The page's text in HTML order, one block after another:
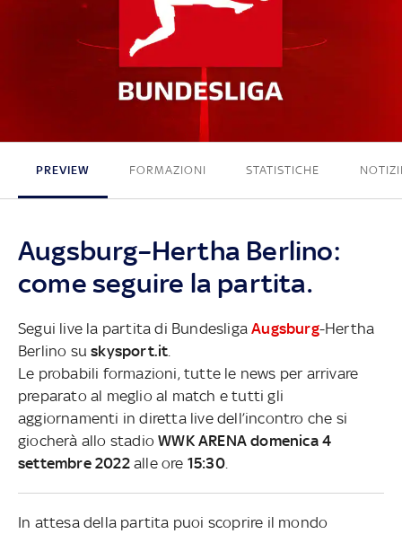
0 - 2
PREVIEW FORMAZIONI STATISTICHE
Augsburg–Hertha Berlino:
come seguire la partita.
Segui live la partita di BundesligaAugsburg-Hertha
Berlino suskysport.it
Le probabili formazioni, tutte le news per arrivare
preparato al meglio al match e tutti gli
aggiornamenti in diretta live dell’incontro che si
giocherà allo stadioWWK ARENA domenica 4
settembre 2022alle ore 15:30.
In attesa della partita puoi scoprire il mondo